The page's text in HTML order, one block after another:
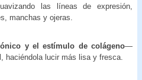
las líneas de expresión,
manchas y ojeras.
y el estímulo de colágeno—
haciéndola lucir más lisa y fresca.